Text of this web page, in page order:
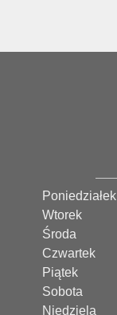
Poniedziałek
Wtorek
Środa
Czwartek
Piątek
Sobota
Niedziela